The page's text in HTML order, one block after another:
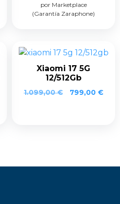
precio
original
por Marketplace
(Garantía Zaraphone)
Xiaomi 17 5G
12/512Gb
1.099,00€ 799,00 €